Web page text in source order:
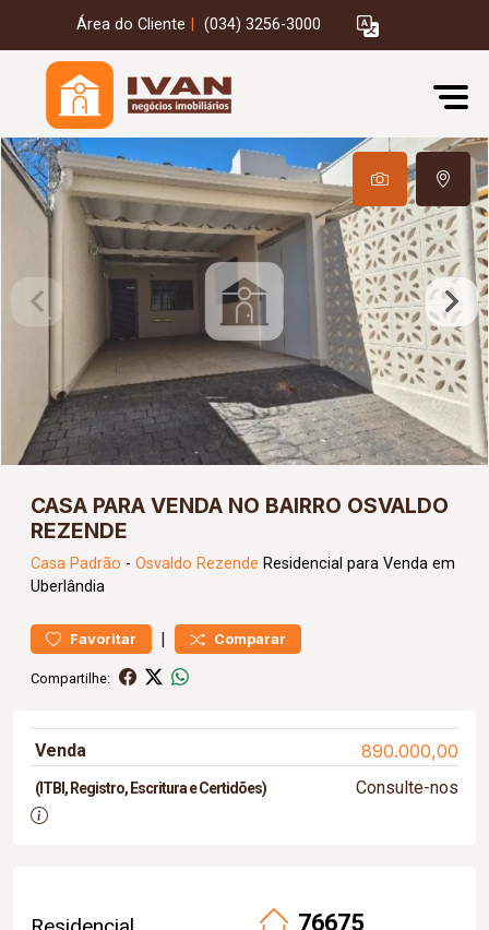
Área do Cliente (034) 3256-3000
CASA PARA VENDA NO BAIRRO OSVALDO
REZENDE
Casa Padrão - Osvaldo Rezende Residencial para Venda em
Uberlândia
Favoritar | Comparar
Compartilhe:
Venda 890.000,00
(ITBI, Registro, Escritura e Certidões) Consulte-nos
76675